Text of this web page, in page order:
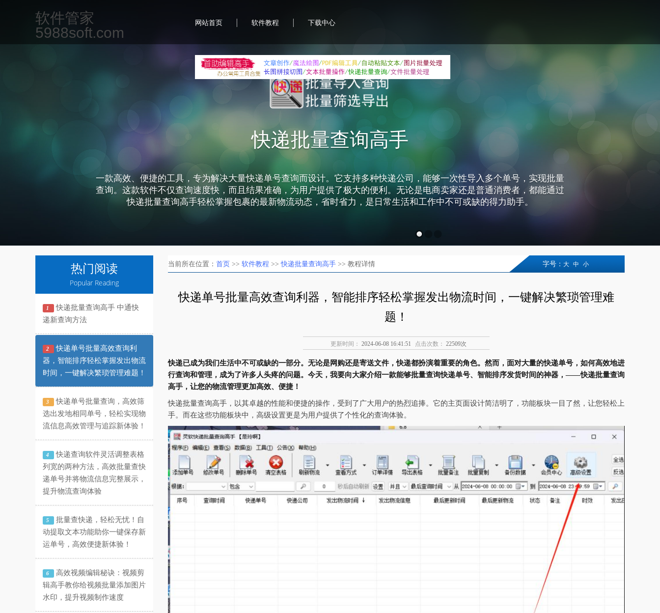
首助编辑高手
一款专为现代办公场景设计的集合软件，致力于提升用户的办公效率和便利性。它集成了多种实用的办公辅助工具，包括
但不限于文档编辑、图片处理、PDF编辑、文本批量操作等功能，帮助用户轻松应对各种办公挑战。
软件管家
5988soft.com
网站首页 | 软件教程 | 下载中心
热门阅读
Popular Reading
1
快递批量查询高手 中通快
递新查询方法
2
快递单号批量高效查询利
器，智能排序轻松掌握发出物流
时间，一键解决繁琐管理难题！
3
快递单号批量查询，高效筛
选出发地相同单号，轻松实现物
流信息高效管理与追踪新体验！
4
快递查询软件灵活调整表格
列宽的两种方法，高效批量查快
递单号并将物流信息完整展示，
提升物流查询体验
5
批量查快递，轻松无忧！自
动提取文本功能助你一键保存新
运单号，高效便捷新体验！
6
高效视频编辑秘诀：视频剪
辑高手教你给视频批量添加图片
水印，提升视频制作速度
当前所在位置： 首页 >> 软件教程 >>快递批量查询高手 >> 教程详情 字号： 大 中 小
快递单号批量高效查询利器，智能排序轻松掌握发出物流时间，一键解决繁琐管理难
题！
更新时间： 2024-06-08 16:41:51 点击次数： 22509次
快递已成为我们生活中不可或缺的一部分。无论是网购还是寄送文件，快递都扮演着重要的角色。然而，面对大量的快递单号，如何高效地进
行查询和管理，成为了许多人头疼的问题。今天，我要向大家介绍一款能够批量查询快递单号、智能排序发货时间的神器，——快递批量查询
高手，让您的物流管理更加高效、便捷！
快递批量查询高手，以其卓越的性能和便捷的操作，受到了广大用户的热烈追捧。它的主页面设计简洁明了，功能板块一目了然，让您轻松上
手。而在这些功能板块中，高级设置更是为用户提供了个性化的查询体验。